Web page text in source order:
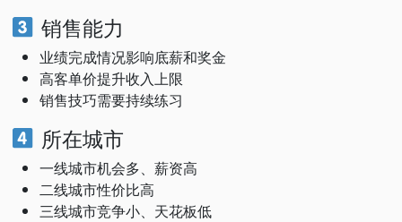
销售能力
业绩完成情况影响底薪和奖金
高客单价提升收入上限
销售技巧需要持续练习
所在城市
一线城市机会多、薪资高
二线城市性价比高
三线城市竞争小、天花板低